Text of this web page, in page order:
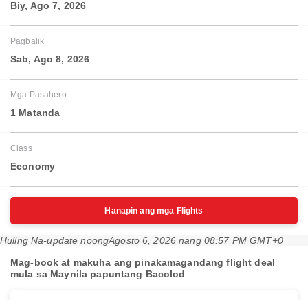
Biy, Ago 7, 2026
Pagbalik
Sab, Ago 8, 2026
Mga Pasahero
1 Matanda
Class
Economy
Hanapin ang mga Flights
Huling Na-update noongAgosto 6, 2026 nang 08:57 PM GMT+0
Mag-book at makuha ang pinakamagandang flight deal
mula sa Maynila papuntang Bacolod